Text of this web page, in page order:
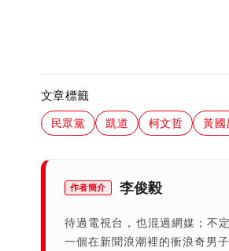
文章標籤
民眾黨 凱道 柯文哲 黃國
作者簡介 李俊毅
待過電視台，也混過網媒；不
一個在新聞浪潮裡的衝浪奇男子